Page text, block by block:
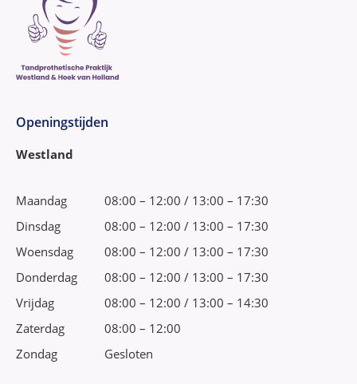
Openingstijden
Westland
Maandag
08:00 – 12:00 / 13:00 – 17:30
Dinsdag
08:00 – 12:00 / 13:00 – 17:30
Woensdag
08:00 – 12:00 / 13:00 – 17:30
Donderdag
08:00 – 12:00 / 13:00 – 17:30
Vrijdag
08:00 – 12:00 / 13:00 – 14:30
Zaterdag
08:00 – 12:00
Zondag
Gesloten